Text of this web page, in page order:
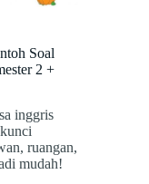
Soal
2 +
inggris
ruangan,
mudah!